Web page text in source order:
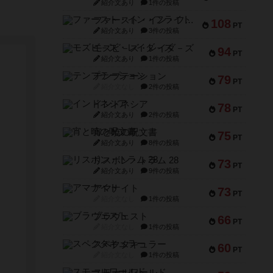
紹介文あり 1件の投稿
108 PT
ファースト・イン・フライト
紹介文あり 3件の投稿
94 PT
モズビ－ズ・レイダ－ズ
紹介文あり 1件の投稿
79 PT
テンプテーション
2件の投稿
78 PT
インドネシア
紹介文あり 2件の投稿
75 PT
宵と暁の呪文書
紹介文あり 8件の投稿
73 PT
リスボン・トラム 28
紹介文あり 9件の投稿
73 PT
アマナイト
1件の投稿
66 PT
ブラヴェスト
1件の投稿
60 PT
スペクタキュラー
1件の投稿